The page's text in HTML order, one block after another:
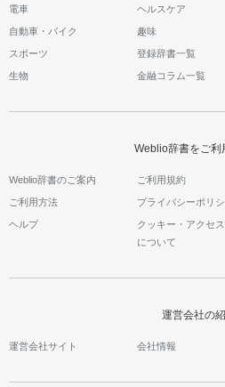
電車 ヘルスケア
自動車・バイク 趣味
スポーツ 登録辞書一覧
生物 金融コラム一覧
Weblio辞書をご利
Weblio辞書のご案内 ご利用規約
ご利用方法 プライバシーポリ
ヘルプ
クッキー・アクセ
について
運営会社の
運営会社サイト 会社情報